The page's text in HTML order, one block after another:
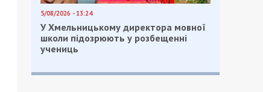
5/08/2026 - 13:24
У Хмельницькому директора мовної
школи підозрюють у розбещенні
учениць